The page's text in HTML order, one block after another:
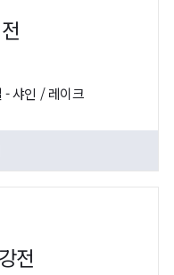
- 샤인 / 레이크
전